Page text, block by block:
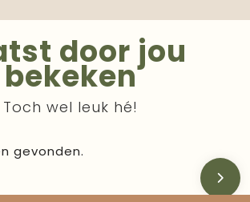
door jou
bekeken
Toch wel leuk hé!
gevonden.